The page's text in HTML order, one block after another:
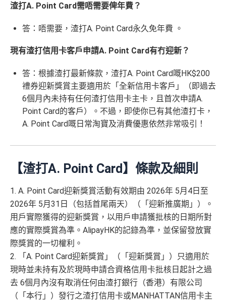
渣打A. Point Card需唔需要俾年費？
答：唔需要，渣打A. Point Card永久免年費 。
現有渣打信用卡客戶申請A. Point Card有冇迎新？
答：根據渣打最新條款，渣打A. Point Card嘅HK$200
禮券迎新獎賞主要適用於「全新信用卡客戶」（即過去
6個月內未持有任何渣打信用卡主卡，且首次申請A.
Point Card的客戶）。不過，即使你已有其他渣打卡，
A. Point Card嘅日常淘寶及消費優惠依然非常吸引！
【渣打A. Point Card】條款及細則
1. A. Point Card迎新獎賞活動有效期由 2026年 5月4日至
2026年 5月31日（包括首尾兩天）（「迎新推廣期」）。
用戶實際獲得的迎新獎賞，以用戶申請獲批核的日期所對
應的實際獎賞為準。AlipayHK的記錄為準，並保留發放實
際獎賞的一切權利。
2. 「A. Point Card迎新獎賞」（「迎新獎賞」）只適用於
現時並未持有及於現時申請合資格信用卡批核日起計之過
去 6個月內沒有取消任何由渣打銀行（香港）有限公司
（「本行」）發行之渣打信用卡或MANHATTAN信用卡主